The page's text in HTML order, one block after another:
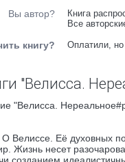
Вы автор?
Книга
Все
книгу? Оплатили,
"Велисса.
"Велисса.
Велиссе. Её духовных
Жизнь несет